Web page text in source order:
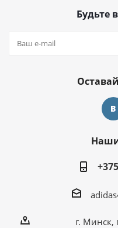
Будьте
г. Минск,